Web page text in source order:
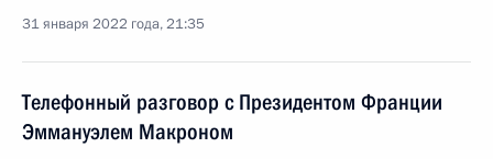
31 января 2022 года, 21:35
Телефонный разговор с Президентом Франции
Эммануэлем Макроном